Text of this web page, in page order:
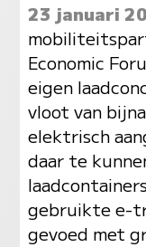
23 januari
Economic
eigen
vloot van
elektrisch
daar te
gebruikte e-
gevoed met